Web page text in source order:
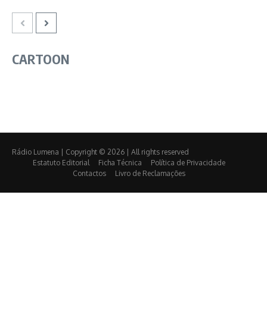
CARTOON
Rádio Lumena | Copyright © 2026 | All rights reserved
Estatuto Editorial
Ficha Técnica
Política de Privacidade
Contactos
Livro de Reclamações